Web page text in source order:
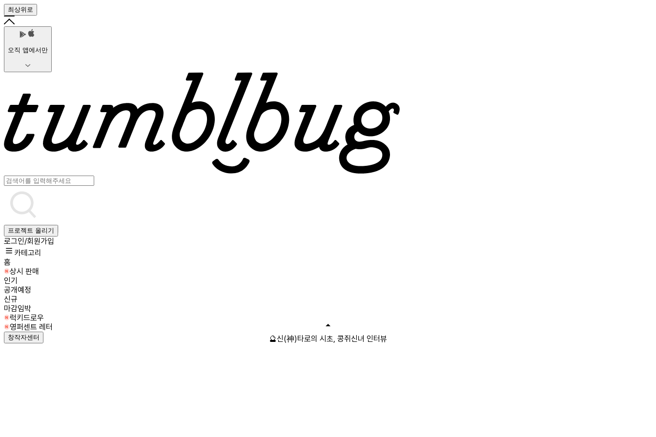
최상위로
오직 앱에서만
프로젝트 올리기
로그인/회원가입
카테고리
홈
상시 판매
인기
공개예정
신규
마감임박
럭키드로우
영퍼센트 레터
창작자센터 🔮신(神)타로의 시초, 콩쥐신녀 인터뷰